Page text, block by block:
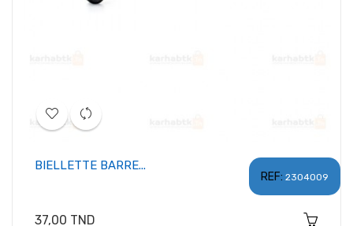
REF: 2304009
BIELLETTE BARRE...
Prix
37,00 TND